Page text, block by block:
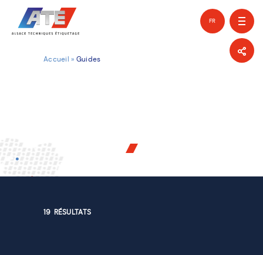
FR
Accueil » Guides
19 RÉSULTATS